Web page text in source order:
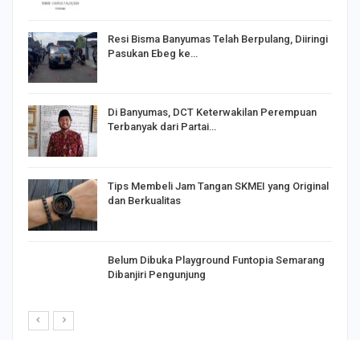
Resi Bisma Banyumas Telah Berpulang, Diiringi
Pasukan Ebeg ke…
Di Banyumas, DCT Keterwakilan Perempuan
Terbanyak dari Partai…
Tips Membeli Jam Tangan SKMEI yang Original
dan Berkualitas
Belum Dibuka Playground Funtopia Semarang
Dibanjiri Pengunjung